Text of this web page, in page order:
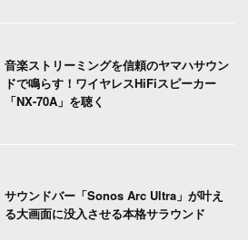
音楽ストリーミングを信頼のヤマハサウン
ドで鳴らす！ワイヤレスHiFiスピーカー
「NX-70A」を聴く
サウンドバー「Sonos Arc Ultra」が叶え
る大画面に没入させる本格サラウンド